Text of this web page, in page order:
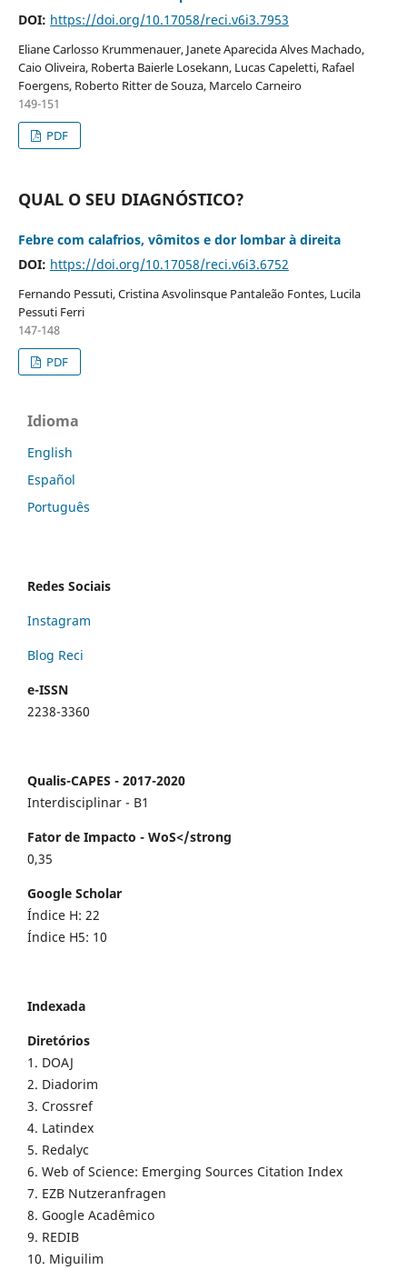
DOI: https://doi.org/10.17058/reci.v6i3.7953
Eliane Carlosso Krummenauer, Janete Aparecida Alves Machado,
Caio Oliveira, Roberta Baierle Losekann, Lucas Capeletti, Rafael
Foergens, Roberto Ritter de Souza, Marcelo Carneiro
149-151
PDF
QUAL O SEU DIAGNÓSTICO?
Febre com calafrios, vômitos e dor lombar à direita
DOI: https://doi.org/10.17058/reci.v6i3.6752
Fernando Pessuti, Cristina Asvolinsque Pantaleão Fontes, Lucila
Pessuti Ferri
147-148
PDF
Idioma
English
Español
Português
Redes Sociais
Instagram
Blog Reci
e-ISSN
2238-3360
Qualis-CAPES - 2017-2020
Interdisciplinar - B1
Fator de Impacto - WoS</strong
0,35
Google Scholar
Índice H: 22
Índice H5: 10
Indexada
Diretórios
1. DOAJ
2. Diadorim
3. Crossref
4. Latindex
5. Redalyc
6. Web of Science: Emerging Sources Citation Index
7. EZB Nutzeranfragen
8. Google Acadêmico
9. REDIB
10. Miguilim